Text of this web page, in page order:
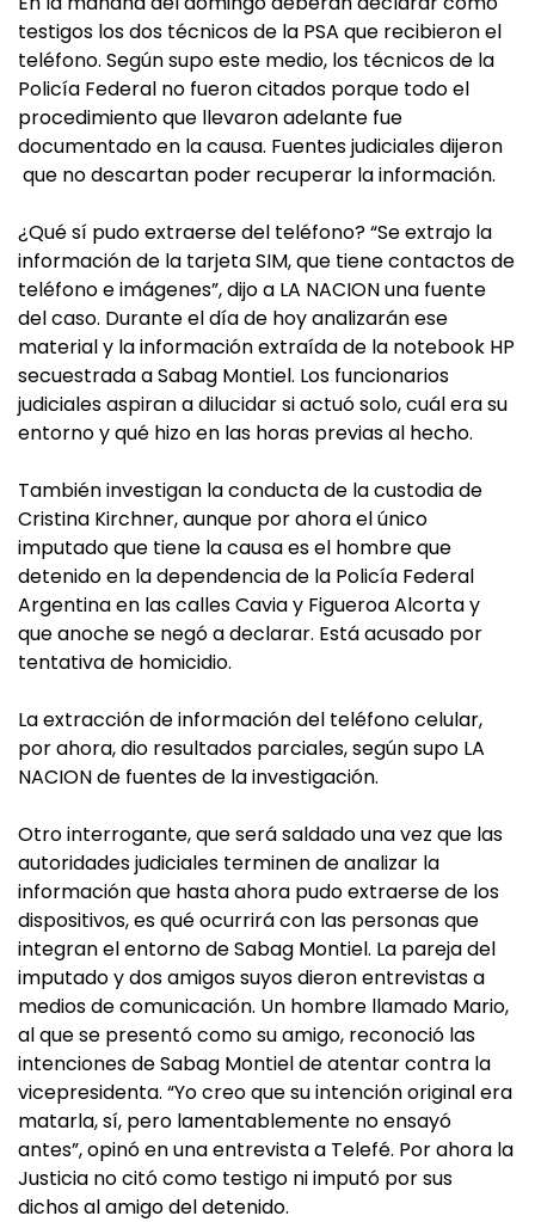
testigos los dos técnicos de la PSA que recibieron el
teléfono. Según supo este medio, los técnicos de la
Policía Federal no fueron citados porque todo el
procedimiento que llevaron adelante fue
documentado en la causa. Fuentes judiciales dijeron
que no descartan poder recuperar la información.
¿Qué sí pudo extraerse del teléfono? “Se extrajo la
información de la tarjeta SIM, que tiene contactos de
teléfono e imágenes”, dijo a LA NACION una fuente
del caso. Durante el día de hoy analizarán ese
material y la información extraída de la notebook HP
secuestrada a Sabag Montiel. Los funcionarios
judiciales aspiran a dilucidar si actuó solo, cuál era su
entorno y qué hizo en las horas previas al hecho.
También investigan la conducta de la custodia de
Cristina Kirchner, aunque por ahora el único
imputado que tiene la causa es el hombre que
detenido en la dependencia de la Policía Federal
Argentina en las calles Cavia y Figueroa Alcorta y
que anoche se negó a declarar. Está acusado por
tentativa de homicidio.
La extracción de información del teléfono celular,
por ahora, dio resultados parciales, según supo LA
NACION de fuentes de la investigación.
Otro interrogante, que será saldado una vez que las
autoridades judiciales terminen de analizar la
información que hasta ahora pudo extraerse de los
dispositivos, es qué ocurrirá con las personas que
integran el entorno de Sabag Montiel. La pareja del
imputado y dos amigos suyos dieron entrevistas a
medios de comunicación. Un hombre llamado Mario,
al que se presentó como su amigo, reconoció las
intenciones de Sabag Montiel de atentar contra la
vicepresidenta. “Yo creo que su intención original era
matarla, sí, pero lamentablemente no ensayó
antes”, opinó en una entrevista a Telefé. Por ahora la
Justicia no citó como testigo ni imputó por sus
dichos al amigo del detenido.